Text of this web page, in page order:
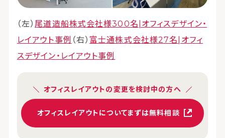
（左） 尾道造船株式会社様300名|オフィスデザイン・
レイアウト事例 （右） 富士通株式会社様27名|オフィ
スデザイン・レイアウト事例
オフィスレイアウトの変更を検討中の方へ
オフィスレイアウトについてまずは無料相談